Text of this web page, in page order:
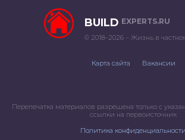
BUILD EXPERTS.RU
© 2018–2026 – Жизнь в
Карта сайта Вакансии
Перепечатка материалов разрешена только с
ссылки на первоисточник
Политика конфиденциальности